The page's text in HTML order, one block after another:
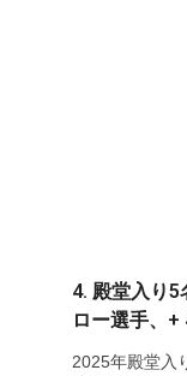
4. 殿堂入り
ロー選手、+
2025年殿堂入